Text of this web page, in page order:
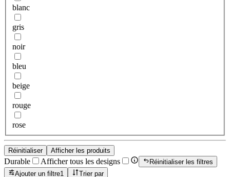
blanc
gris
noir
bleu
beige
rouge
rose
Réinitialiser Afficher les produits
Durable Afficher tous les designs
Réinitialiser les filtres
Ajouter un filtre1 Trier par